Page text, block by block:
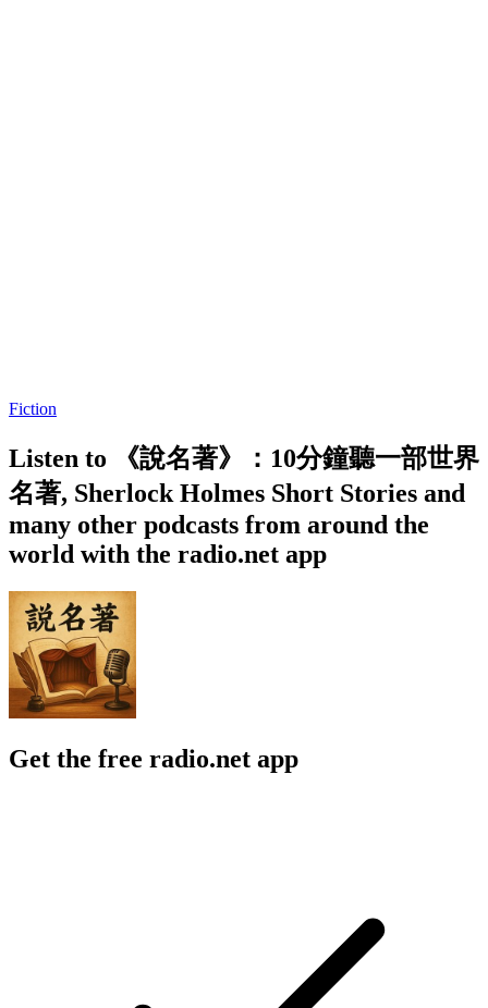
Fiction
Listen to 《說名著》：10分鐘聽一部世界
名著, Sherlock Holmes Short Stories and
many other podcasts from around the
world with the radio.net app
Get the free radio.net app